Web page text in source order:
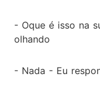
- Oque é isso na
olhando
- Nada - Eu